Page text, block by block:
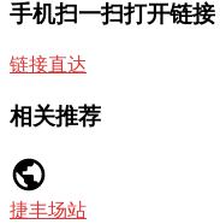
手机扫一扫打开链接
链接直达
相关推荐
捷丰场站